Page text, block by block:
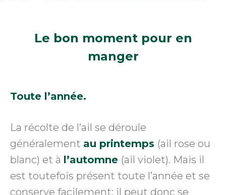
Le bon momentpour en
manger
Toute l’année.
La récolte de l’ail se déroule
généralement au printemps (ail rose ou
blanc) et à l’automne (ail violet). Mais il
est toutefois présent toute l’année et se
conserve facilement: il peut donc se